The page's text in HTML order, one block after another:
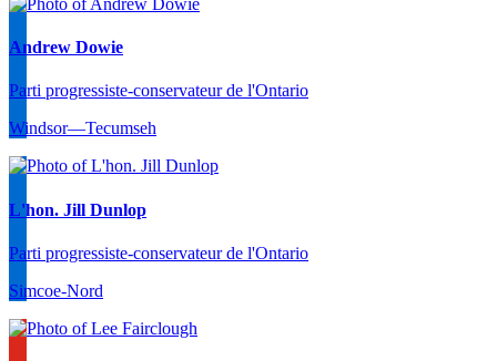
Andrew Dowie
Parti progressiste-conservateur de l'Ontario
Windsor—Tecumseh
L'hon. Jill Dunlop
Parti progressiste-conservateur de l'Ontario
Simcoe-Nord